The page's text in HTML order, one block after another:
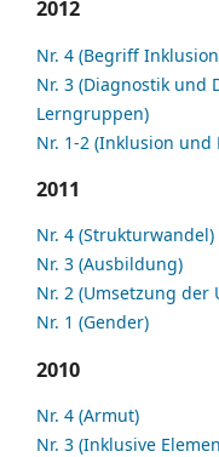
2012
Nr. 4 (Begriff
Nr. 3 (Diagnostik und
Lerngruppen)
Nr. 1-2 (Inklusion und
2011
Nr. 4 (Strukturwandel)
Nr. 3 (Ausbildung)
Nr. 2 (Umsetzung der
Nr. 1 (Gender)
2010
Nr. 4 (Armut)
Nr. 3 (Inklusive